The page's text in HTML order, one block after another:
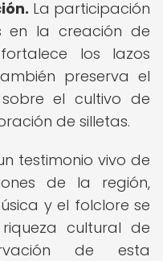
La participación
en la creación de
los lazos
preserva el
el cultivo de
de silletas.
testimonio vivo de
de la región,
y el folclore se
cultural de
de esta